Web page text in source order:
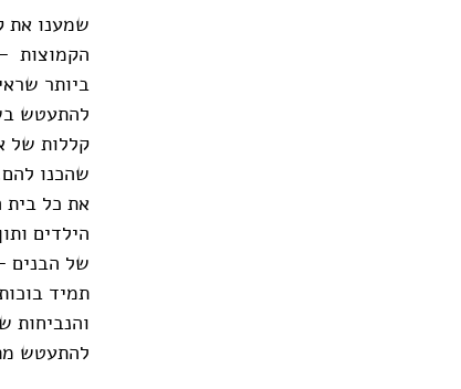
שמענו את
הקמוצות
ביותר
להתעטש
קללות של
שהכנו
את כל בית
של הבנים
תמיד
והנביחות
להתעטש